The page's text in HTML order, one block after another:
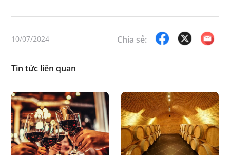
10/07/2024 Chia sẻ:
Tin tức liên quan